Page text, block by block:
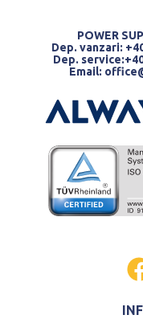
POWER
Dep. vanzari:
Dep.
Email: